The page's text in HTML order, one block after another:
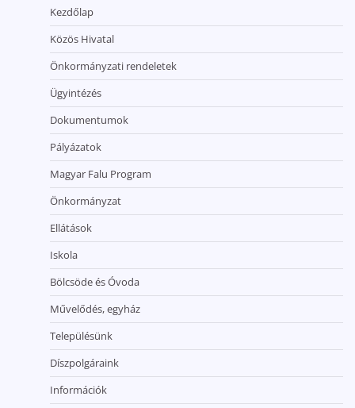
Kezdőlap
Közös Hivatal
Önkormányzati rendeletek
Ügyintézés
Dokumentumok
Pályázatok
Magyar Falu Program
Önkormányzat
Ellátások
Iskola
Bölcsöde és Óvoda
Művelődés, egyház
Településünk
Díszpolgáraink
Információk